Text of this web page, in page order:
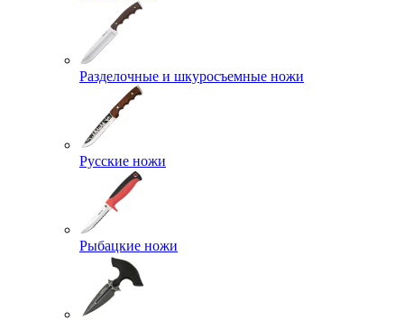
Разделочные и шкуросъемные ножи
Русские ножи
Рыбацкие ножи